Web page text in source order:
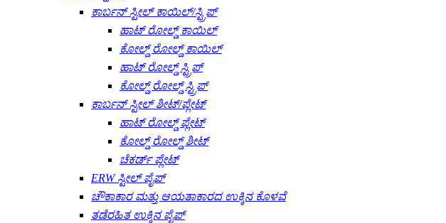
ಕಾರ್ಬನ್ ಸ್ಟೀಲ್ ಕಾಯಿಲ್/ಸ್ಟ್ರಿಪ್
ಹಾಟ್ ರೋಲ್ಡ್ ಕಾಯಿಲ್
ಕೋಲ್ಡ್ ರೋಲ್ಡ್ ಕಾಯಿಲ್
ಹಾಟ್ ರೋಲ್ಡ್ ಸ್ಟ್ರಿಪ್
ಕೋಲ್ಡ್ ರೋಲ್ಡ್ ಸ್ಟ್ರಿಪ್
ಕಾರ್ಬನ್ ಸ್ಟೀಲ್ ಶೀಟ್/ಪ್ಲೇಟ್
ಹಾಟ್ ರೋಲ್ಡ್ ಪ್ಲೇಟ್
ಕೋಲ್ಡ್ ರೋಲ್ಡ್ ಶೀಟ್
ಚೆಕರ್ಡ್ ಪ್ಲೇಟ್
ERW ಸ್ಟೀಲ್ ಪೈಪ್
ಚೌಕಾಕಾರ ಮತ್ತು ಆಯತಾಕಾರದ ಉಕ್ಕಿನ ಕೊಳವೆ
ತಡೆರಹಿತ ಉಕ್ಕಿನ ಪೈಪ್